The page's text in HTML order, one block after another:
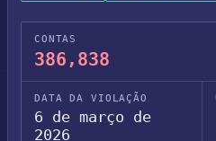
CONTAS
386,838
DATA DA VIOLAÇÃO
6 de março de
2026